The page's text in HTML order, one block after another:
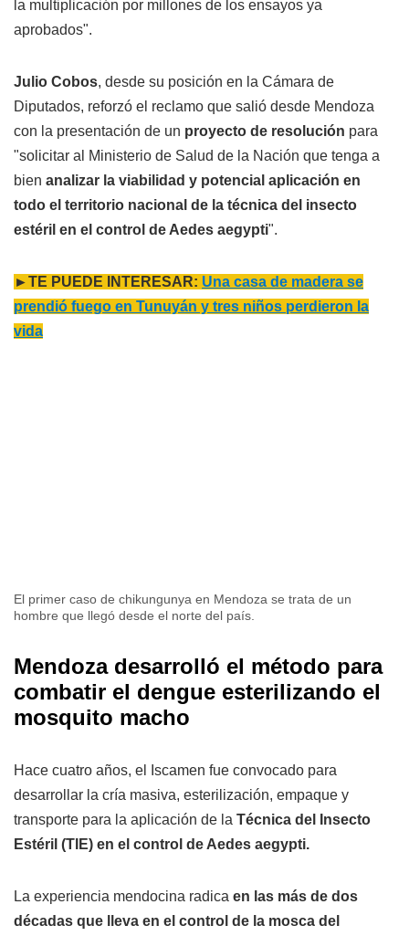
la multiplicación por millones de los ensayos ya
aprobados".
Julio Cobos, desde su posición en la Cámara de
Diputados, reforzó el reclamo que salió desde Mendoza
con la presentación de un proyecto de resolución para
"solicitar al Ministerio de Salud de la Nación que tenga a
bien analizar la viabilidad y potencial aplicación en
todo el territorio nacional de la técnica del insecto
estéril en el control de Aedes aegypti".
►TE PUEDE INTERESAR: Una casa de madera se
prendió fuego en Tunuyán y tres niños perdieron la
vida
El primer caso de chikungunya en Mendoza se trata de un
hombre que llegó desde el norte del país.
Mendoza desarrolló el método para
combatir el dengue esterilizando el
mosquito macho
Hace cuatro años, el Iscamen fue convocado para
desarrollar la cría masiva, esterilización, empaque y
transporte para la aplicación de la Técnica del Insecto
Estéril (TIE) en el control de Aedes aegypti.
La experiencia mendocina radica en las más de dos
décadas que lleva en el control de la mosca del